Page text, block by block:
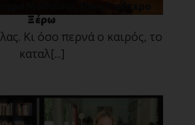
Μαθαίνω, Τόσο Λιγότερο
Ξέρω
Κι όσο περνά ο καιρός, το
καταλ[...]